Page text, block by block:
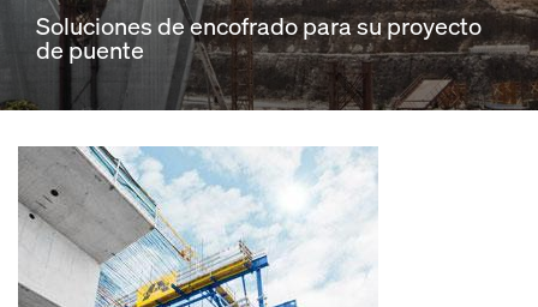
Soluciones de encofrado para su proyecto
de puente